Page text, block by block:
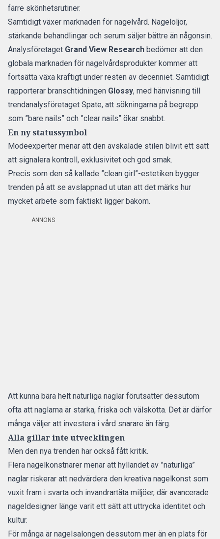
färre skönhetsrutiner.
Samtidigt växer marknaden för nagelvård. Nageloljor,
stärkande behandlingar och serum säljer bättre än någonsin.
Analysföretaget Grand View Research bedömer att den
globala marknaden för nagelvårdsprodukter kommer att
fortsätta växa kraftigt under resten av decenniet. Samtidigt
rapporterar branschtidningen Glossy, med hänvisning till
trendanalysföretaget Spate, att sökningarna på begrepp
som ”bare nails” och ”clear nails” ökar snabbt.
En ny statussymbol
Modeexperter menar att den avskalade stilen blivit ett sätt
att signalera kontroll, exklusivitet och god smak.
Precis som den så kallade ”clean girl”-estetiken bygger
trenden på att se avslappnad ut utan att det märks hur
mycket arbete som faktiskt ligger bakom.
ANNONS
Att kunna bära helt naturliga naglar förutsätter dessutom
ofta att naglarna är starka, friska och välskötta. Det är därför
många väljer att investera i vård snarare än färg.
Alla gillar inte utvecklingen
Men den nya trenden har också fått kritik.
Flera nagelkonstnärer menar att hyllandet av ”naturliga”
naglar riskerar att nedvärdera den kreativa nagelkonst som
vuxit fram i svarta och invandrartäta miljöer, där avancerade
nageldesigner länge varit ett sätt att uttrycka identitet och
kultur.
För många är nagelsalongen dessutom mer än en plats för